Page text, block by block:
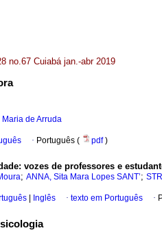
no.67 Cuiabá jan.-abr 2019
de Arruda
· Português ( pdf)
vozes de professores e
; ANNA, Sita Mara Lopes SANT’;
Inglês · texto em Português ·